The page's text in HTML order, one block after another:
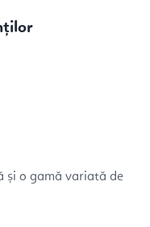
și o gamă variată de